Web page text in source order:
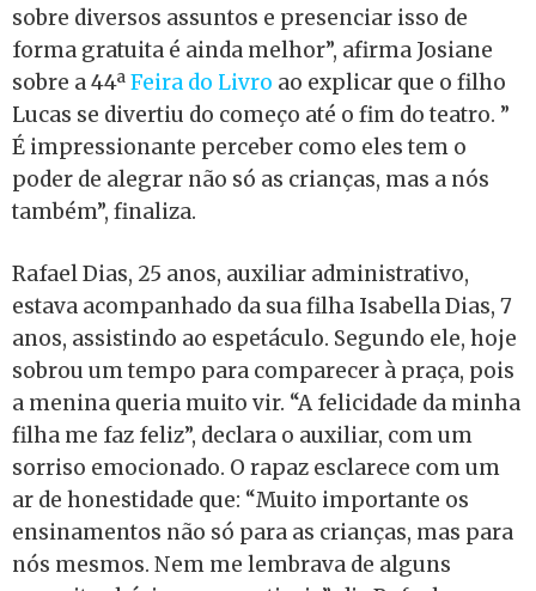
sobre diversos assuntos e presenciar isso de
forma gratuita é ainda melhor”, afirma Josiane
sobre a 44ªFeira do Livro ao explicar que o filho
Lucas se divertiu do começo até o fim do teatro. ”
É impressionante perceber como eles tem o
poder de alegrar não só as crianças, mas a nós
também”, finaliza.
Rafael Dias, 25 anos, auxiliar administrativo,
estava acompanhado da sua filha Isabella Dias, 7
anos, assistindo ao espetáculo. Segundo ele, hoje
sobrou um tempo para comparecer à praça, pois
a menina queria muito vir. “A felicidade da minha
filha me faz feliz”, declara o auxiliar, com um
sorriso emocionado. O rapaz esclarece com um
ar de honestidade que: “Muito importante os
ensinamentos não só para as crianças, mas para
nós mesmos. Nem me lembrava de alguns